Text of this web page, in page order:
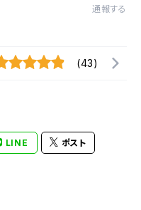
通報する
(43)
LINE ポスト